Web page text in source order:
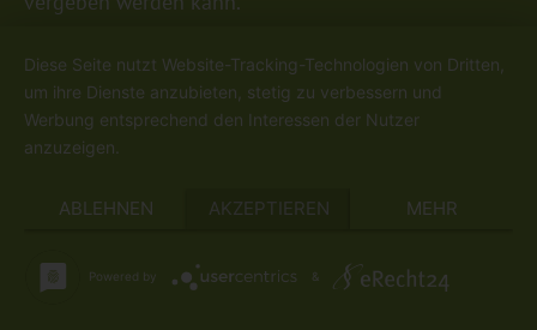
Diens­tag: 08.30 bis 12.00 Uhr / 14.00 bis 18.00 Uhr
Mitt­woch: 08.00 bis 12.00 Uhr
Don­ners­tag: 08.00 bis 12.00 Uhr / 14.00 bis 18.00
Uhr
Diese Seite nutzt Website-Tracking-Technologien von Dritten,
um ihre Dienste anzubieten, stetig zu verbessern und
Werbung entsprechend den Interessen der Nutzer
anzuzeigen.
ABLEHNEN AKZEPTIEREN MEHR
Powered by &